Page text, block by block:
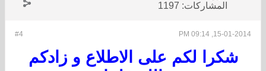
المشاركات: 1197
#4 15-01-2014, 09:14 PM
شكرا لكم على الاطلاع و زادكم